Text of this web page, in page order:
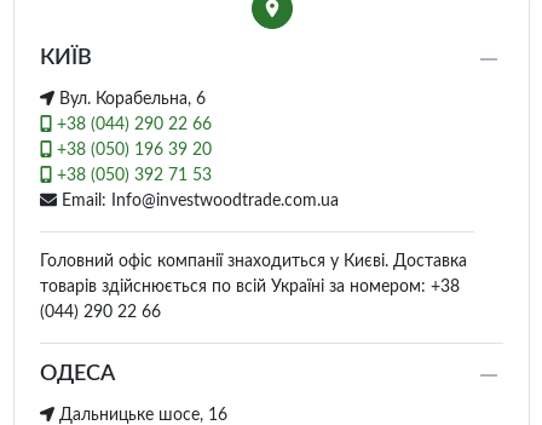
КИЇВ
Вул. Корабельна, 6
+38 (044) 290 22 66
+38 (050) 196 39 20
+38 (050) 392 71 53
Email: Info@investwoodtrade.com.ua
Головний офіс компанії знаходиться у Києві. Доставка
товарів здійснюється по всій Україні за номером: +38
(044) 290 22 66
ОДЕСА
Дальницьке шосе, 16